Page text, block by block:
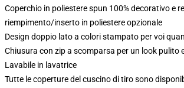
Coperchio in poliestere spun 100% decorativo e
riempimento/inserto in poliestere opzionale
Design doppio lato a colori stampato per voi
Chiusura con zip a scomparsa per un look pulito
Lavabile in lavatrice
Tutte le coperture del cuscino di tiro sono